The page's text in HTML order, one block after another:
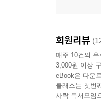
회원리뷰
매주 10건의
3,000원 이상
eBook은 다운
클래스는 첫번
사락 독서모임